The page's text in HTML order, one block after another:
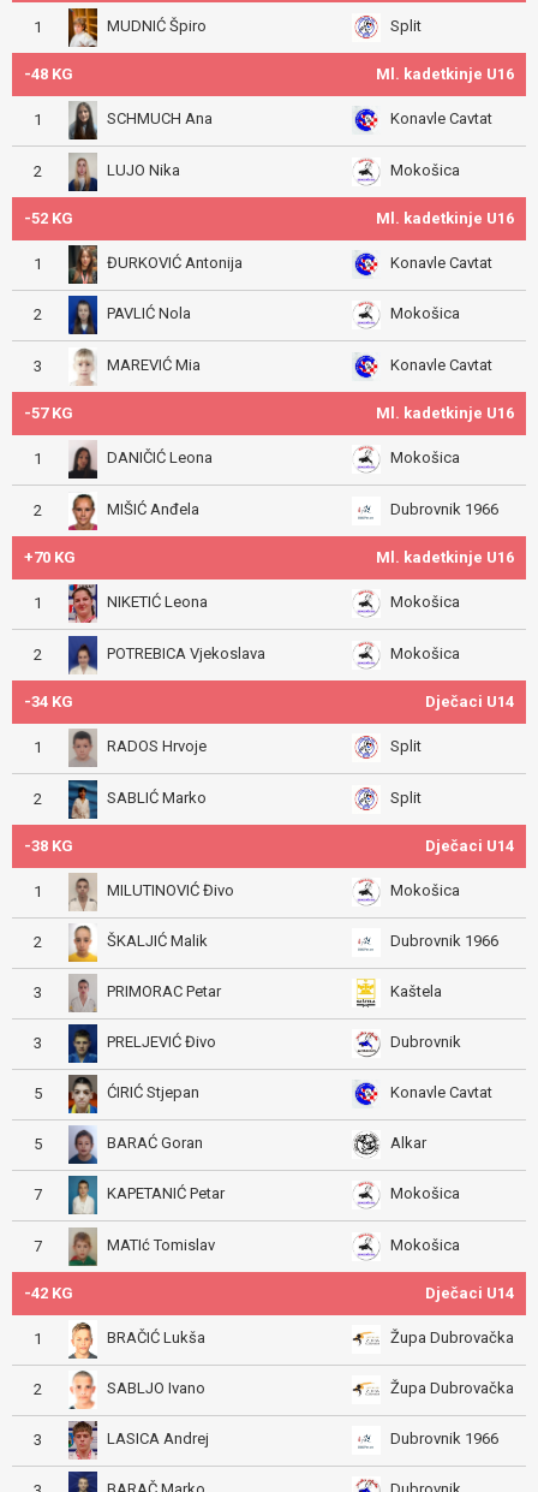
1 MUDNIĆ Špiro Split
-48 KG Ml. kadetkinje U16
1 SCHMUCH Ana Konavle Cavtat
2 LUJO Nika Mokošica
-52 KG Ml. kadetkinje U16
1 ĐURKOVIĆ Antonija Konavle Cavtat
2 PAVLIĆ Nola Mokošica
3 MAREVIĆ Mia Konavle Cavtat
-57 KG Ml. kadetkinje U16
1 DANIČIĆ Leona Mokošica
2 MIŠIĆ Anđela Dubrovnik 1966
+70 KG Ml. kadetkinje U16
1 NIKETIĆ Leona Mokošica
2 POTREBICA Vjekoslava Mokošica
-34 KG Dječaci U14
1 RADOS Hrvoje Split
2 SABLIĆ Marko Split
-38 KG Dječaci U14
1 MILUTINOVIĆ Đivo Mokošica
2 ŠKALJIĆ Malik Dubrovnik 1966
3 PRIMORAC Petar Kaštela
3 PRELJEVIĆ Đivo Dubrovnik
5 ĆIRIĆ Stjepan Konavle Cavtat
5 BARAĆ Goran Alkar
7 KAPETANIĆ Petar Mokošica
7 MATIć Tomislav Mokošica
-42 KG Dječaci U14
1 BRAČIĆ Lukša Župa Dubrovačka
2 SABLJO Ivano Župa Dubrovačka
3 LASICA Andrej Dubrovnik 1966